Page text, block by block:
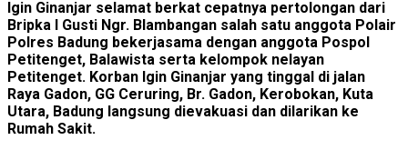
Igin Ginanjar selamat berkat cepatnya pertolongan dari
Bripka I Gusti Ngr. Blambangan salah satu anggota Polair
Polres Badung bekerjasama dengan anggota Pospol
Petitenget, Balawista serta kelompok nelayan
Petitenget. Korban Igin Ginanjar yang tinggal di jalan
Raya Gadon, GG Ceruring, Br. Gadon, Kerobokan, Kuta
Utara, Badung langsung dievakuasi dan dilarikan ke
Rumah Sakit.